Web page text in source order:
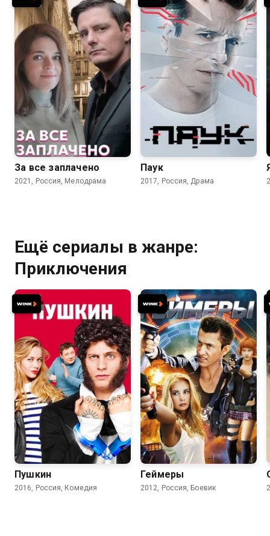
7.0
За все заплачено
2021, Россия, Мелодрама
7.1
Паук
2017, Россия, Драма
Ещё сериалы в жанре:
Приключения
5.8
Пушкин
2016, Россия, Комедия
6.0 4.2
Геймеры
2012, Россия, Боевик